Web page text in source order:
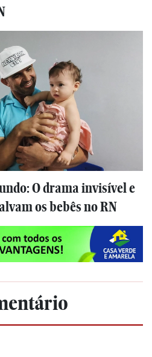
O drama invisível e
os bebês no RN